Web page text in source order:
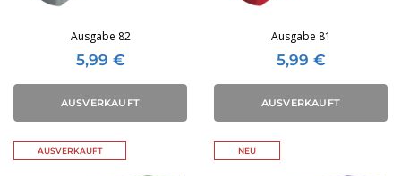
Ausgabe 82
5,99 €
AUSVERKAUFT
Ausgabe 81
5,99 €
AUSVERKAUFT
AUSVERKAUFT NEU